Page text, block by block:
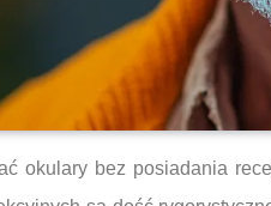
okulary bez posiadania